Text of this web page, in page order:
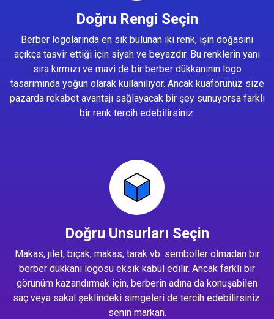
Doğru Rengi Seçin
Berber logolarında en sık bulunan iki renk, işin doğasını
açıkça tasvir ettiği için siyah ve beyazdır. Bu renklerin yanı
sıra kırmızı ve mavi de bir berber dükkanının logo
tasarımında yoğun olarak kullanılıyor. Ancak kuaförünüz size
pazarda rekabet avantajı sağlayacak bir şey sunuyorsa farklı
bir renk tercih edebilirsiniz.
Doğru Unsurları Seçin
Makas, jilet, bıçak, makas, tarak vb. semboller olmadan bir
berber dükkanı logosu eksik kabul edilir. Ancak farklı bir
görünüm kazandırmak için, berberin adına da konuşabilen
saç veya sakal şeklindeki simgeleri de tercih edebilirsiniz.
senin markan.